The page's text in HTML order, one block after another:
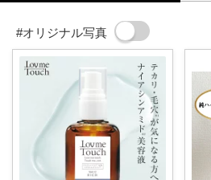
#オリジナル写真